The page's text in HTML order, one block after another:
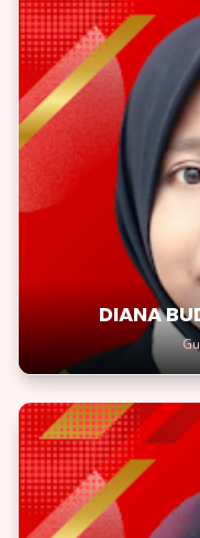
DIANA
DIANA
Jadilah seperti pohon
tumbuhlah